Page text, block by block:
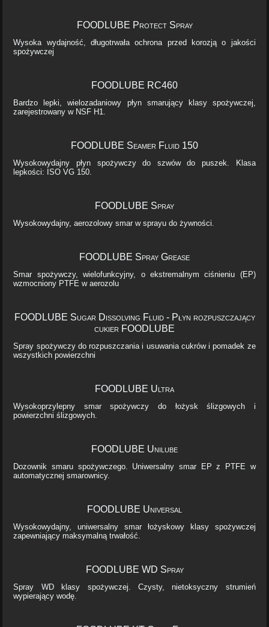
FOODLUBE Protect Spray
Wysoka wydajność, długotrwała ochrona przed korozją o jakości
spożywczej
FOODLUBE RC460
Bardzo lepki, wielozadaniowy płyn smarujący klasy spożywczej,
zarejestrowany w NSF H1.
FOODLUBE Seamer Fluid 150
Wysokowydajny płyn spożywczy do szwów do puszek. Klasa
lepkości: ISO VG 150.
FOODLUBE Spray
Wysokowydajny, aerozolowy smar w sprayu do żywności.
FOODLUBE Spray Grease
Smar spożywczy, wielofunkcyjny, o ekstremalnym ciśnieniu (EP)
wzmocniony PTFE w aerozolu
FOODLUBE Sugar Dissolving Fluid - Płyn rozpuszczający
cukier FOODLUBE
Spray spożywczy do rozpuszczania i usuwania cukrów i pomadek ze
wszystkich powierzchni
FOODLUBE Ultra
Wysokoprzylepny smar spożywczy do łożysk ślizgowych i
powierzchni ślizgowych.
FOODLUBE Unilube
Dozownik smaru spożywczego. Uniwersalny smar EP z PTFE w
automatycznej smarownicy.
FOODLUBE Universal
Wysokowydajny, uniwersalny smar łożyskowy klasy spożywczej
zapewniający maksymalną trwałość.
FOODLUBE WD Spray
Spray WD klasy spożywczej. Czysty, nietoksyczny strumień
wypierający wodę.